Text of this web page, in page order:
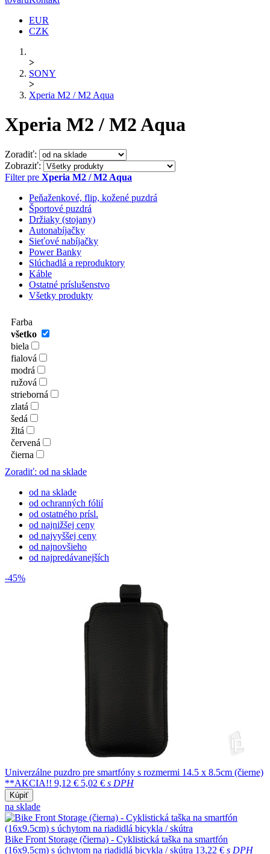
EUR
CZK
>
SONY
>
Xperia M2 / M2 Aqua
Xperia M2 / M2 Aqua
Zoradiť:
Zobraziť:
Filter pre Xperia M2 / M2 Aqua
Peňaženkové, flip, kožené puzdrá
Športové puzdrá
Držiaky (stojany)
Autonabíjačky
Sieťové nabíjačky
Power Banky
Slúchadlá a reproduktory
Káble
Ostatné príslušenstvo
Všetky produkty
Farba
všetko
biela
fialová
modrá
ružová
strieborná
zlatá
šedá
žltá
červená
čierna
Zoradiť: od na sklade
od na sklade
od ochranných fólií
od ostatného prísl.
od najnižšej ceny
od najvyššej ceny
od najnovšieho
od najpredávanejších
-45%
Univerzálne puzdro pre smartfóny s rozmermi 14.5 x 8.5cm (čierne)
**AKCIA!! 9,12 € 5,02 € s DPH
Kúpiť
na sklade
Bike Front Storage (čierna) - Cyklistická taška na smartfón
(16x9.5cm) s úchytom na riadidlá bicykla / skútra 13,22 € s DPH